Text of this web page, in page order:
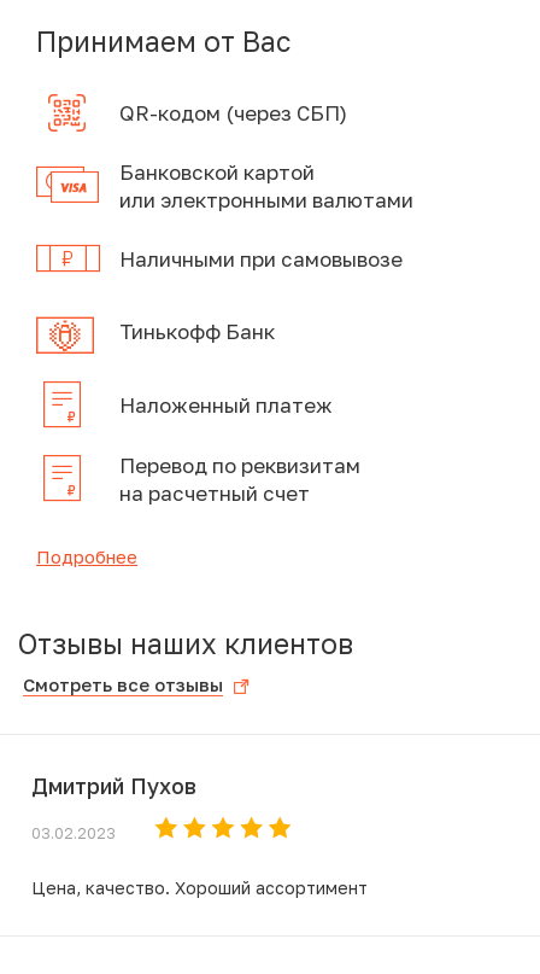
Принимаем от Вас
QR-кодом (через СБП)
Банковской картой
или электронными валютами
Наличными при самовывозе
Тинькофф Банк
Наложенный платеж
Перевод по реквизитам
на расчетный счет
Подробнее
Отзывы наших клиентов
Смотреть все отзывы
Дмитрий Пухов
03.02.2023
Цена, качество. Хороший ассортимент